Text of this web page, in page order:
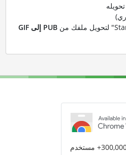
PUB إلى GIF
مستخدم